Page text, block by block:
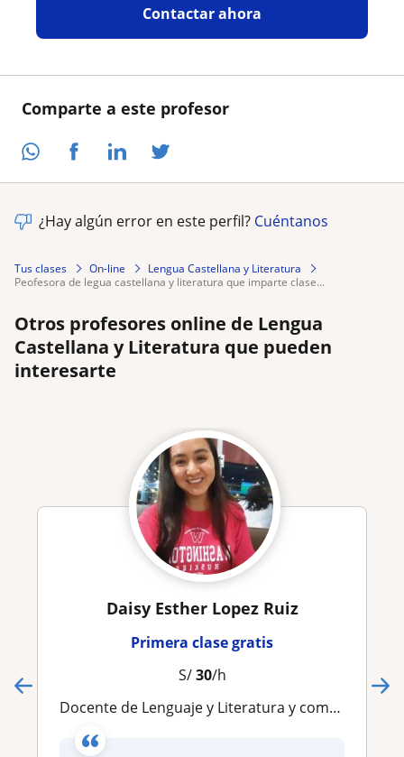
Comparte a este profesor
Contactar ahora
¿Hay algún error en este perfil? Cuéntanos
Tus clases On-line
Lengua Castellana y Literatura
peofesora de legua castellana y literatura que imparte clase...
Otros profesores online de Lengua
Castellana y Literatura que pueden
interesarte
Daisy Esther Lopez Ruiz
Primera clase gratis
S/30/h
Docente de Lenguaje y Literatura y comuni